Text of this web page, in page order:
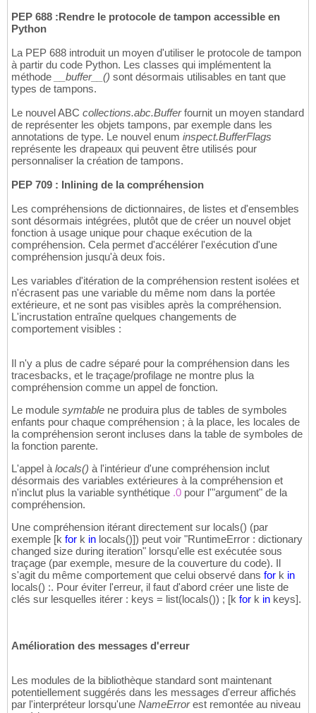
PEP 688 :Rendre le protocole de tampon accessible en
Python
La PEP 688 introduit un moyen d'utiliser le protocole de tampon
à partir du code Python. Les classes qui implémentent la
méthode
__buffer__() sont désormais utilisables en tant que
types de tampons.
Le nouvel ABC collections.abc.Bufferfournit un moyen standard
de représenter les objets tampons, par exemple dans les
annotations de type. Le nouvel enum inspect.BufferFlags
représente les drapeaux qui peuvent être utilisés pour
personnaliser la création de tampons.
PEP 709 : Inlining de la compréhension
Les compréhensions de dictionnaires, de listes et d'ensembles
sont désormais intégrées, plutôt que de créer un nouvel objet
fonction à usage unique pour chaque exécution de la
compréhension. Cela permet d'accélérer l'exécution d'une
compréhension jusqu'à deux fois.
Les variables d'itération de la compréhension restent isolées et
n'écrasent pas une variable du même nom dans la portée
extérieure, et ne sont pas visibles après la compréhension.
L'incrustation entraîne quelques changements de
comportement visibles :
Il n'y a plus de cadre séparé pour la compréhension dans les
tracesbacks, et le traçage/profilage ne montre plus la
compréhension comme un appel de fonction.
Le module symtable ne produira plus de tables de symboles
enfants pour chaque compréhension ; à la place, les locales de
la compréhension seront incluses dans la table de symboles de
la fonction parente.
L'appel à locals() à l'intérieur d'une compréhension inclut
désormais des variables extérieures à la compréhension et
n'inclut plus la variable synthétique .0 pour l'"argument" de la
compréhension.
Une compréhension itérant directement sur locals() (par
exemple [k for k in locals()]) peut voir "RuntimeError : dictionary
changed size during iteration" lorsqu'elle est exécutée sous
traçage (par exemple, mesure de la couverture du code). Il
s'agit du même comportement que celui observé dans for k in
locals() :. Pour éviter l'erreur, il faut d'abord créer une liste de
clés sur lesquelles itérer : keys = list(locals()) ; [k for k in keys].
Amélioration des messages d'erreur
Les modules de la bibliothèque standard sont maintenant
potentiellement suggérés dans les messages d'erreur affichés
par l'interpréteur lorsqu'une NameErrorest remontée au niveau